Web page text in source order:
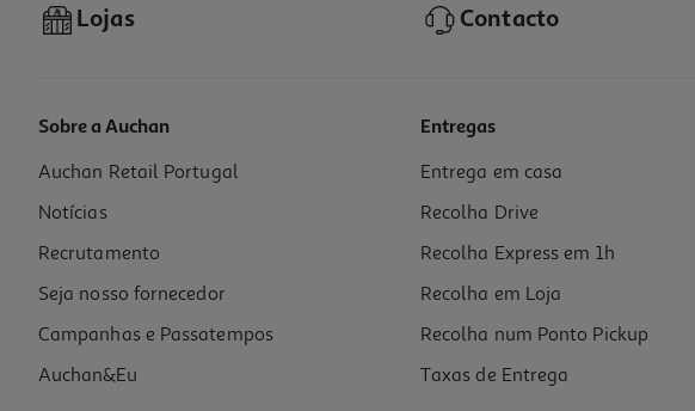
Comida Peixes Tropical Supervit Granulat 250ml
50.32 €/Lt
12,58 €
Lojas Contacto
Sobre a Auchan
Auchan Retail Portugal
Notícias
Recrutamento
Seja nosso fornecedor
Campanhas e Passatempos
Auchan&Eu
Entregas
Entrega em casa
Recolha Drive
Recolha Express em 1h
Recolha em Loja
Recolha num Ponto Pickup
Taxas de Entrega